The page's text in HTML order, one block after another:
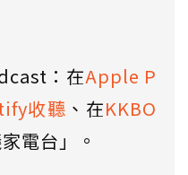
：在Apple P
收聽 、在KKBO
電台」。